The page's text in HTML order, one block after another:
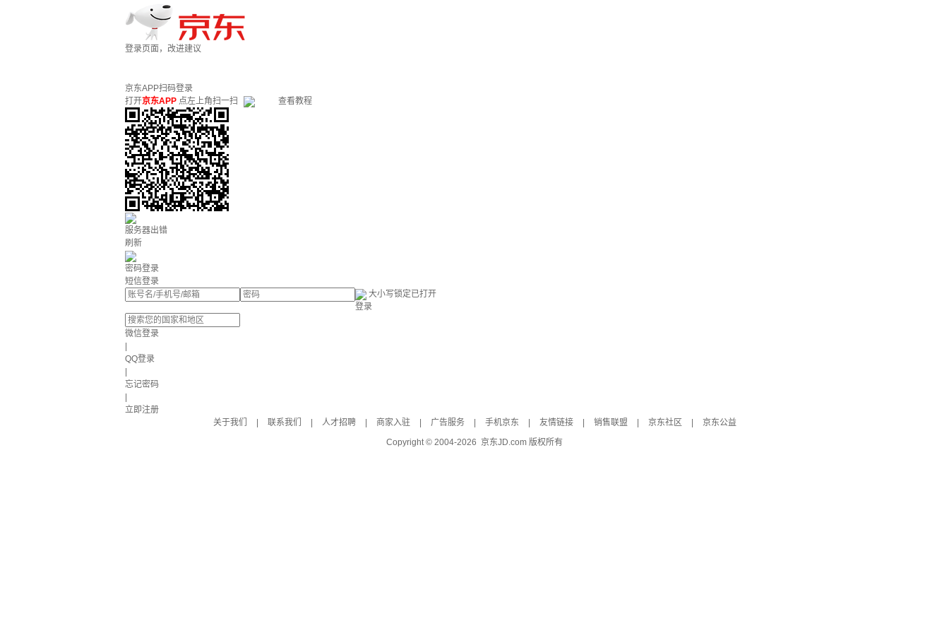
登录页面，改进建议
京东APP扫码登录
打开京东APP 点左上角扫一扫 查看教程
服务器出错
刷新
密码登录
短信登录
大小写锁定已打开
登录
微信登录
QQ登录
忘记密码
立即注册
关于我们
联系我们 人才招聘 商家入驻 广告服务 手机京东 友情链接 销售联盟 京东社区
京东公益
Copyright © 2004-2026 京东JD.com 版权所有